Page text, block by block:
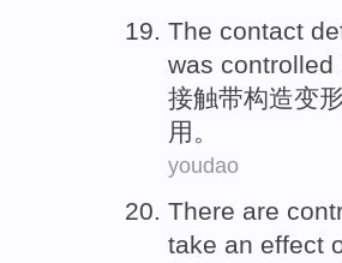
The contact
was controlled
接触带构造变形
用。
youdao
There are
take an effect